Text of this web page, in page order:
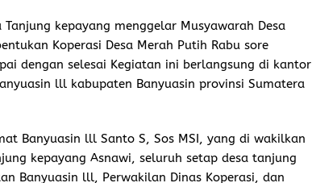
kepayang menggelar Musyawarah Desa
Koperasi Desa Merah Putih Rabu sore
dengan selesai Kegiatan ini berlangsung di kantor
lll kabupaten Banyuasin provinsi Sumatera
Banyuasin lll Santo S, Sos MSI, yang di wakilkan
kepayang Asnawi, seluruh setap desa tanjung
Banyuasin lll, Perwakilan Dinas Koperasi, dan